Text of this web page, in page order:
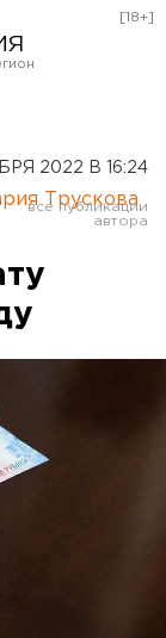
[18+]
2022 В 16:24
Трускова